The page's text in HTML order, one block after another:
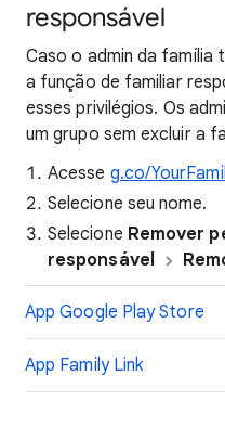
responsável
Caso o admin da família
a função de familiar
esses privilégios. Os
um grupo sem excluir a
Acesse g.co/
Selecione seu nome.
Selecione Remover
responsável
App Google Play Store
App Family Link